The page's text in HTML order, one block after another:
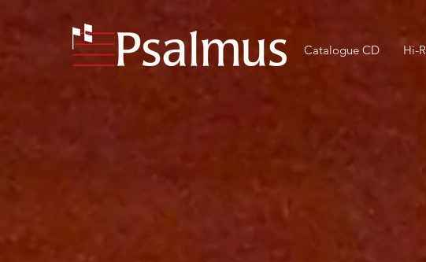
Catalogue CD Hi-